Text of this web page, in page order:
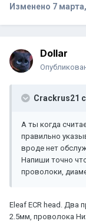
Изменено 7
Dollar
Crackrus21
А ты когда
правильно
вроде нет
Напиши точно
проволоки,
Eleaf ECR head. Два
2.5мм, проволока